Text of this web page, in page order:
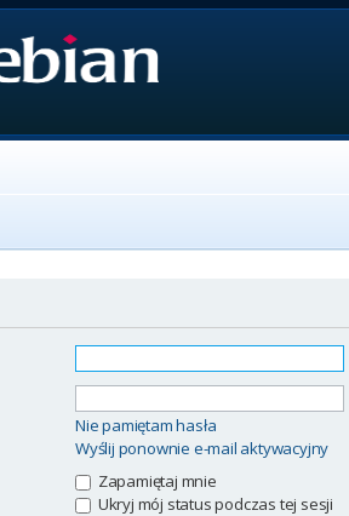
Nie pamiętam hasła
Wyślij ponownie e-mail aktywacyjny
Zapamiętaj mnie
Ukryj mój status podczas tej sesji